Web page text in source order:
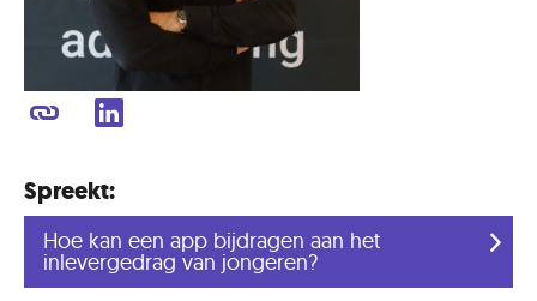
Spreekt:
Hoe kan een app bijdragen aan het
inlevergedrag van jongeren?